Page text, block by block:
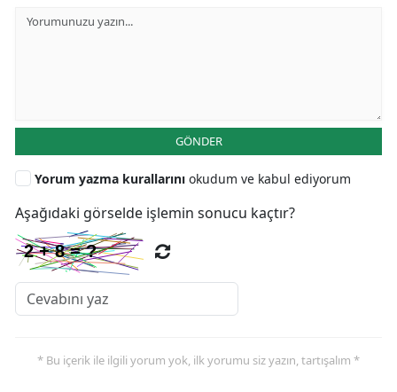
GÖNDER
Yorum yazma kurallarını okudum ve kabul ediyorum
Aşağıdaki görselde işlemin sonucu kaçtır?
* Bu içerik ile ilgili yorum yok, ilk yorumu siz yazın, tartışalım *